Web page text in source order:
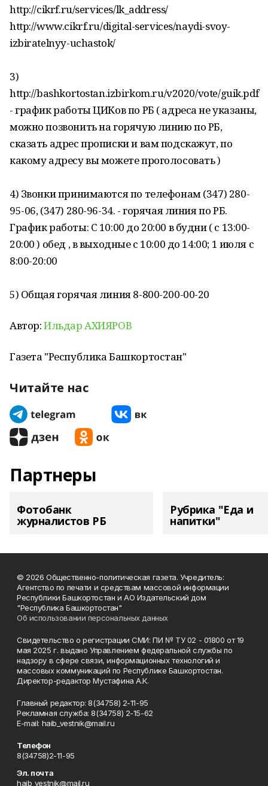
http://cikrf.ru/services/lk_address/
http://www.cikrf.ru/digital-services/naydi-svoy-
izbiratelnyy-uchastok/
3)
http://bashkortostan.izbirkom.ru/v2020/vote/guik.pdf
- график работы ЦИКов по РБ ( адреса не указаны,
можно позвонить на горячую линию по РБ,
сказать адрес прописки и вам подскажут, по
какому адресу вы можете проголосовать )
4) Звонки принимаются по телефонам (347) 280-
95-06, (347) 280-96-34. - горячая линия по РБ.
График работы: С 10:00 до 20:00 в будни ( с 13:00-
20:00 ) обед , в выходные с 10:00 до 14:00; 1 июля с
8:00-20:00
5) Общая горячая линия 8-800-200-00-20
Автор:Ильдар АХИЯРОВ
Газета "Республика Башкортостан"
Читайте нас
Партнеры
Фотобанк
журналистов РБ
Рубрика "Еда и
напитки"
© 2026 Общественно-политическая газета. Учредитель:
Агентство по печати и средствам массовой информации
Республики Башкортостан и АО Издательский дом
"Республика Башкортостан"
Об использовании персональных данных
Свидетельство о регистрации СМИ: ПИ № ТУ 02 - 01800 от 19
мая 2025 г. выдано Управлением федеральной службы по
надзору в сфере связи, информационных технологий и
массовых коммуникаций по Республике Башкортостан.
Директор-редактор Мустафина А.К.
Главный редактор: 8(34758) 2-11-95
Рекламная служба: 8(34758) 2-15-62
Е-mаil: haib_vestnik@mail.ru
Телефон
8(34758)2-11-95
Эл. почта
haib_vestnik@mail.ru